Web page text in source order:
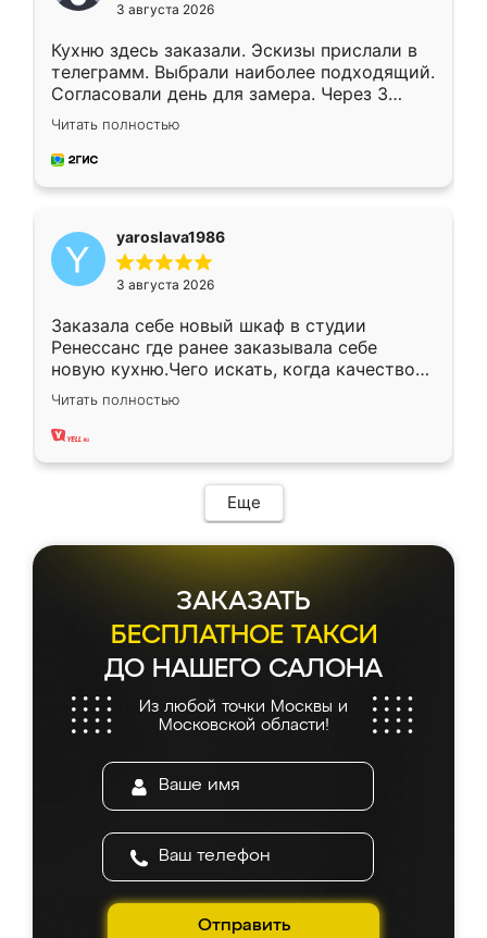
3 августа 2026
Кухню здесь заказали. Эскизы прислали в
телеграмм. Выбрали наиболее подходящий.
Согласовали день для замера. Через 3
недели кухня была уже готова. Остались
довольны работой. Спасибо Ренессанс
мебель за качественную работу!
Читать полностью
yaroslava1986
3 августа 2026
Заказала себе новый шкаф в студии
Ренессанс где ранее заказывала себе
новую кухню.Чего искать, когда качеством
вполне довольна. Служит кухня уже почти
два года, нареканий нет.
Читать полностью
Еще
ЗАКАЗАТЬ
БЕСПЛАТНОЕ ТАКСИ
ДО НАШЕГО САЛОНА
Из любой точки Москвы и
Московской области!
Отправить